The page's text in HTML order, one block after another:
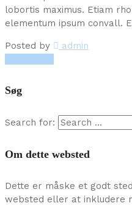
lobortis maximus. Etiam
elementum ipsum convall.
Posted by
admin
Søg
Search for:
Om dette websted
Dette er måske et godt
websted eller at inkludere